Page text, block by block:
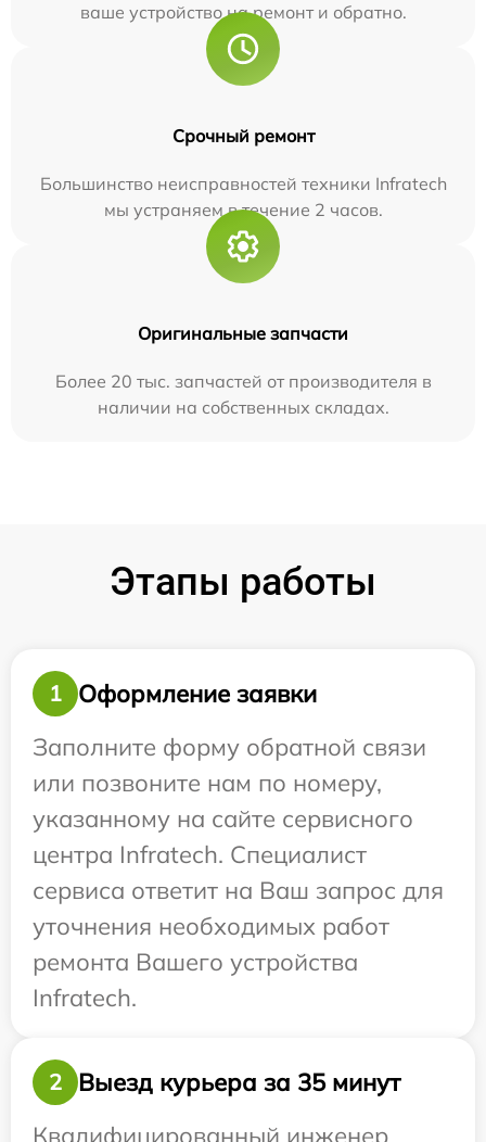
ваше устройство на ремонт и обратно.
Срочный ремонт
Большинство неисправностей техники Infratech
мы устраняем в течение 2 часов.
Оригинальные запчасти
Более 20 тыс. запчастей от производителя в
наличии на собственных складах.
Этапы работы
1
Оформление заявки
Заполните форму обратной связи
или позвоните нам по номеру,
указанному на сайте сервисного
центра Infratech. Специалист
сервиса ответит на Ваш запрос для
уточнения необходимых работ
ремонта Вашего устройства
Infratech.
2
Выезд курьера за 35 минут
Квалифицированный инженер